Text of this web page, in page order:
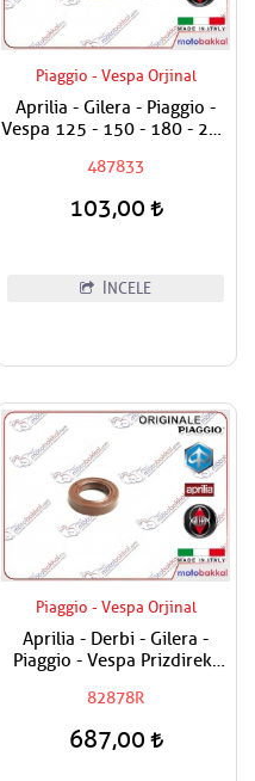
Piaggio - Vespa Orjinal
Aprilia - Gilera - Piaggio -
Vespa 125 - 150 - 180 - 200
Ağırlık Plastiği
487833
103,00
İNCELE
Piaggio - Vespa Orjinal
Aprilia - Derbi - Gilera -
Piaggio - Vespa Prizdirekt
82878R
687,00